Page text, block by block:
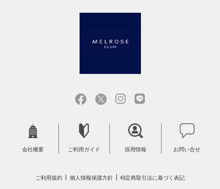
会社概要 ご利用ガイド 採用情報 お問い合せ
ご利用規約 個人情報保護方針 特定商取引法に基づく表記